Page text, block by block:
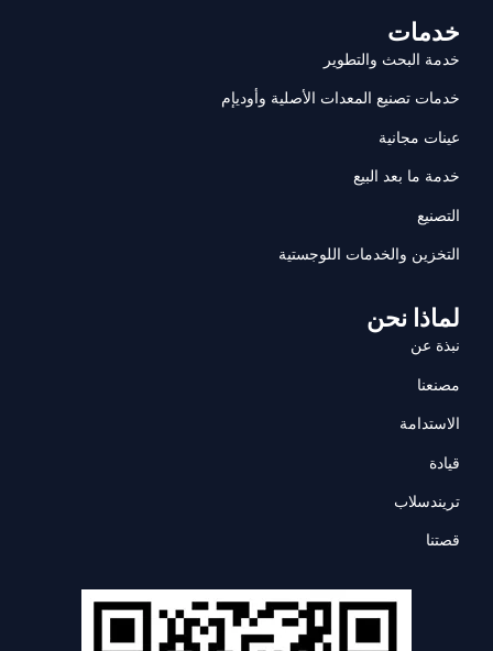
خدمات
خدمة البحث والتطوير
خدمات تصنيع المعدات الأصلية وأوديإم
عينات مجانية
خدمة ما بعد البيع
التصنيع
التخزين والخدمات اللوجستية
لماذا نحن
نبذة عن
مصنعنا
الاستدامة
قيادة
تريندسلاب
قصتنا